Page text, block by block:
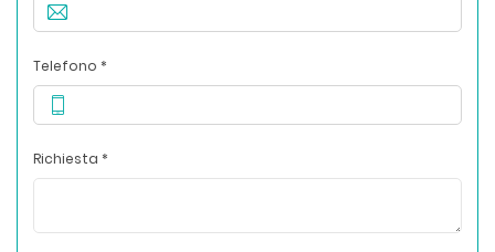
Telefono *
Richiesta *